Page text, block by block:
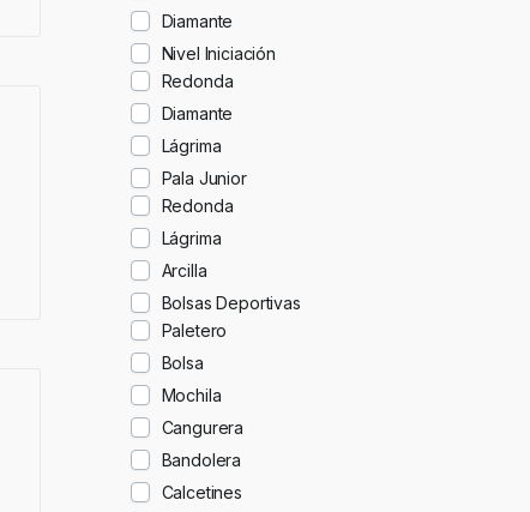
Diamante
Nivel Iniciación
Redonda
Diamante
Lágrima
Pala Junior
Redonda
Lágrima
Arcilla
Bolsas Deportivas
Paletero
Bolsa
Mochila
Cangurera
Bandolera
Calcetines